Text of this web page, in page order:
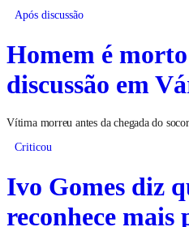
Após discussão
Homem é
discussão em
Vítima morreu antes da chegada do
Criticou
Ivo Gomes diz
reconhece mais